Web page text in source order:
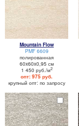
Mountain Flow
PMF 6609
полированная
60x60x0,95 см
1 450 руб./м2
опт: 975 руб.
крупный опт: по запросу